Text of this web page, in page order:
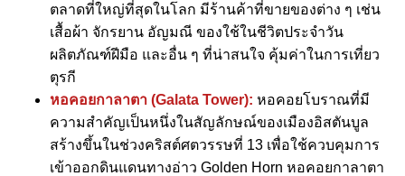
ตลาดที่ใหญ่ที่สุดในโลก มีร้านค้าที่ขายของต่าง ๆ เช่น
เสื้อผ้า จักรยาน อัญมณี ของใช้ในชีวิตประจำวัน
ผลิตภัณฑ์ฝีมือ และอื่น ๆ ที่น่าสนใจ คุ้มค่าในการเที่ยว
ตุรกี
หอคอยกาลาตา (Galata Tower): หอคอยโบราณที่มี
ความสำคัญเป็นหนึ่งในสัญลักษณ์ของเมืองอิสตันบูล
สร้างขึ้นในช่วงคริสต์ศตวรรษที่ 13 เพื่อใช้ควบคุมการ
เข้าออกดินแดนทางอ่าว Golden Horn หอคอยกาลาตา